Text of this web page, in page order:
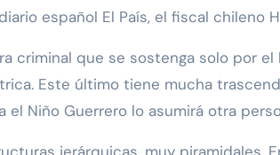
español El País, el fiscal chileno
criminal que se sostenga solo por
Este último tiene mucha
Niño Guerrero lo asumirá otra